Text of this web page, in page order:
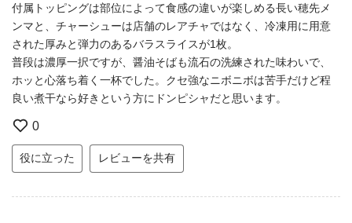
付属トッピングは部位によって食感の違いが楽しめる長い穂先メ
ンマと、チャーシューは店舗のレアチャではなく、冷凍用に用意
された厚みと弾力のあるバラスライスが1枚。
普段は濃厚一択ですが、醤油そばも流石の洗練された味わいで、
ホッと心落ち着く一杯でした。クセ強なニボニボは苦手だけど程
良い煮干なら好きという方にドンピシャだと思います。
0
役に立った レビューを共有